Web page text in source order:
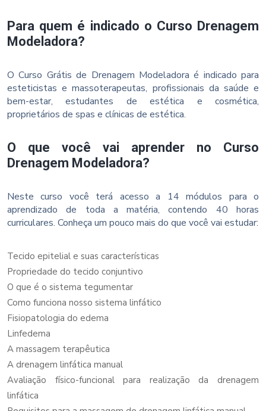
Para quem é indicado o Curso Drenagem
Modeladora?
O Curso Grátis de Drenagem Modeladora é indicado para
esteticistas e massoterapeutas, profissionais da saúde e
bem-estar, estudantes de estética e cosmética,
proprietários de spas e clínicas de estética.
O que você vai aprender no Curso
Drenagem Modeladora?
Neste curso você terá acesso a 14 módulos para o
aprendizado de toda a matéria, contendo 40 horas
curriculares. Conheça um pouco mais do que você vai estudar:
Tecido epitelial e suas características
Propriedade do tecido conjuntivo
O que é o sistema tegumentar
Como funciona nosso sistema linfático
Fisiopatologia do edema
Linfedema
A massagem terapêutica
A drenagem linfática manual
Avaliação físico-funcional para realização da drenagem
linfática